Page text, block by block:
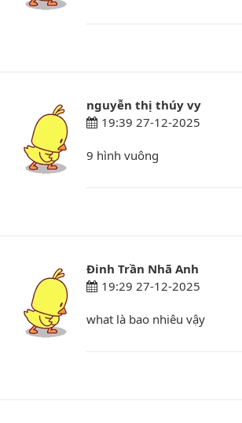
nguyễn thị thúy vy
19:39 27-12-2025
9 hình vuông
Đinh Trần Nhã Anh
19:29 27-12-2025
what là bao nhiêu vậy